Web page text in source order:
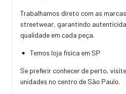
Trabalhamos direto com as
streetwear, garantindo
qualidade em cada peça.
Temos loja física em SP
Se preferir conhecer de perto,
unidades no centro de São Paulo.